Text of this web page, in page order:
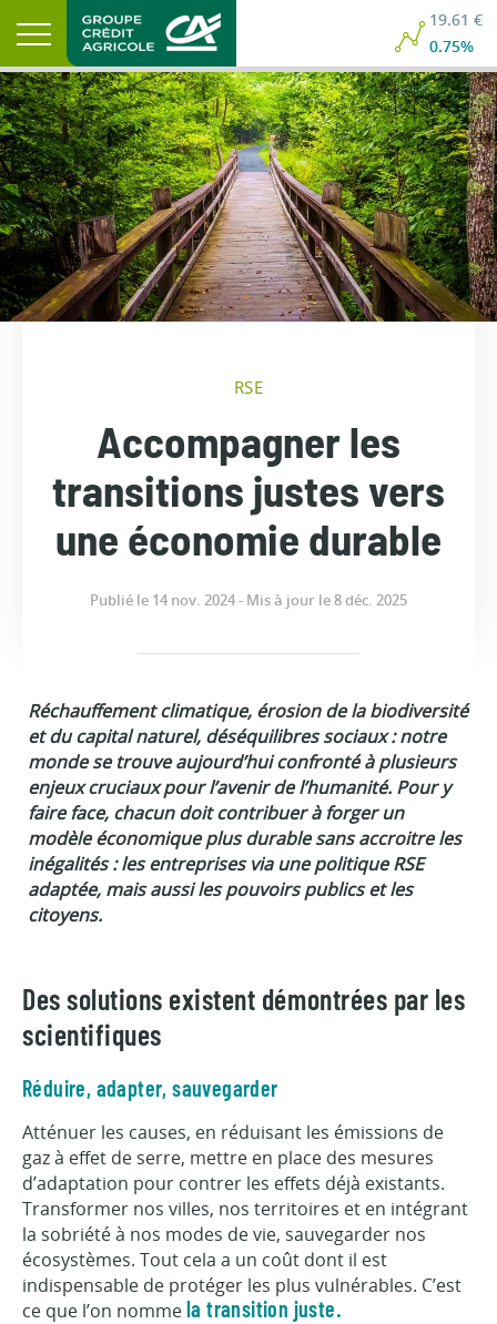
19.61 €
0.75%
RSE
Accompagner les
transitions justes vers
une économie durable
Publié le 14 nov. 2024 - Mis à jour le 8 déc. 2025
Réchauffement climatique, érosion de la biodiversité
et du capital naturel, déséquilibres sociaux : notre
monde se trouve aujourd’hui confronté à plusieurs
enjeux cruciaux pour l’avenir de l’humanité. Pour y
faire face, chacun doit contribuer à forger un
modèle économique plus durable sans accroitre les
inégalités : les entreprises via une politique RSE
adaptée, mais aussi les pouvoirs publics et les
citoyens.
Des solutions existent démontrées par les
scientifiques
Réduire, adapter, sauvegarder
Atténuer les causes, en réduisant les émissions de
gaz à effet de serre, mettre en place des mesures
d’adaptation pour contrer les effets déjà existants.
Transformer nos villes, nos territoires et en intégrant
la sobriété à nos modes de vie, sauvegarder nos
écosystèmes. Tout cela a un coût dont il est
indispensable de protéger les plus vulnérables. C’est
ce que l’on nomme la transition juste.